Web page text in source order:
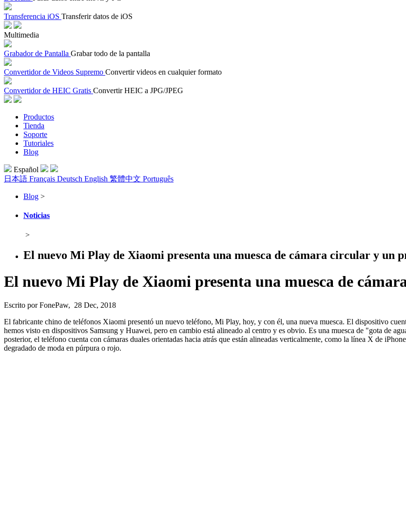
Transferencia iOS Transferir datos de iOS
Multimedia
Grabador de Pantalla Grabar todo de la pantalla
Convertidor de Videos Supremo Convertir videos en cualquier formato
Convertidor de HEIC Gratis Convertir HEIC a JPG/JPEG
Productos
Tienda
Soporte
Tutoriales
Blog
Español
日本語 Français Deutsch English 繁體中文 Português
Blog >
Noticias
>
El nuevo Mi Play de Xiaomi presenta una muesca de cámara circular y un
El nuevo Mi Play de Xiaomi presenta una muesca de
Escrito por FonePaw, 28 Dec, 2018
El fabricante chino de teléfonos Xiaomi presentó un nuevo teléfono, Mi Play, hoy, y con él, una nueva muesca. El dispositivo
hemos visto en dispositivos Samsung y Huawei, pero en cambio está alineado al centro y es obvio. Es una muesca de "gota de
posterior, el teléfono cuenta con cámaras duales orientadas hacia atrás que están alineadas verticalmente, como la línea X de
degradado de moda en púrpura o rojo.